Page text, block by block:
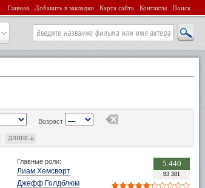
Главная Добавить в закладки Карта сайта Контакты Поиск
Возраст
ДЛИНЕ
Главные роли:
Лиам Хемсворт
Джефф Голдблюм
5.440
93 381